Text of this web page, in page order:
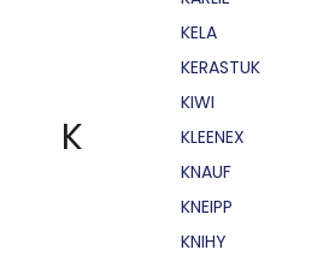
K
KELA
KERASTUK
KIWI
KLEENEX
KNAUF
KNEIPP
KNIHY